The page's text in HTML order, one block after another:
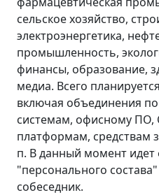
сельское хозяйство,
электроэнергетика,
промышленность,
финансы, образование,
медиа. Всего
включая объединения
системам, офисному
платформам, средствам
п. В данный момент
"персонального
собеседник.